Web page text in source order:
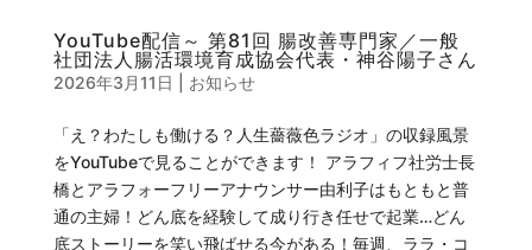
YouTube配信～ 第81回 腸改善専門家／一般
社団法人腸活環境育成協会代表・神谷陽子さん
2026年3月11日 お知らせ
「え？わたしも働ける？人生薔薇色ラジオ」の収録風景
をYouTubeで見ることができます！ アラフィフ社労士長
橋とアラフォーフリーアナウンサー由利子はもともと普
通の主婦！どん底を経験して成り行き任せで起業…どん
底ストーリーを笑い飛ばせる今がある！毎週、ララ・コ